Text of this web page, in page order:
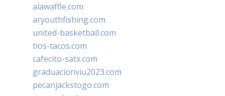
alawaffle.com
aryouthfishing.com
united-basketball.com
tios-tacos.com
cafecito-satx.com
graduacionviu2023.com
pecanjackstogo.com